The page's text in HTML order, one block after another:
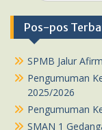
Pos-pos
SPMB Jalur
Pengumuman
2025/2026
Pengumuman
SMAN 1